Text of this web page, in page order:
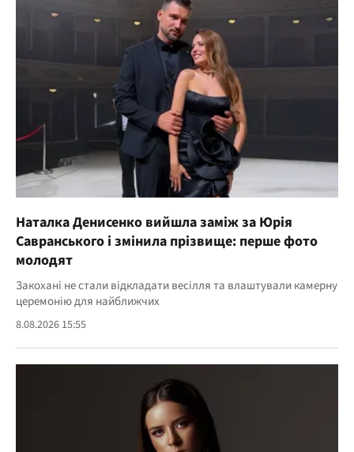
Наталка Денисенко вийшла заміж за Юрія
Савранського і змінила прізвище: перше фото
молодят
Закохані не стали відкладати весілля та влаштували камерну
церемонію для найближчих
8.08.2026 15:55